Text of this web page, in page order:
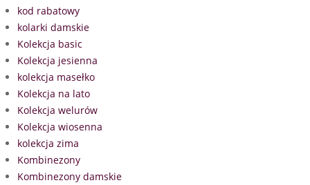
kod rabatowy
kolarki damskie
Kolekcja basic
Kolekcja jesienna
kolekcja masełko
Kolekcja na lato
Kolekcja welurów
Kolekcja wiosenna
kolekcja zima
Kombinezony
Kombinezony damskie